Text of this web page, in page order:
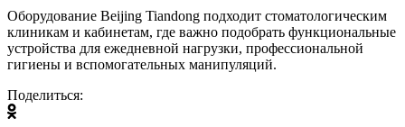
Оборудование Beijing Tiandong подходит стоматологическим
клиникам и кабинетам, где важно подобрать функциональные
устройства для ежедневной нагрузки, профессиональной
гигиены и вспомогательных манипуляций.
Поделиться: